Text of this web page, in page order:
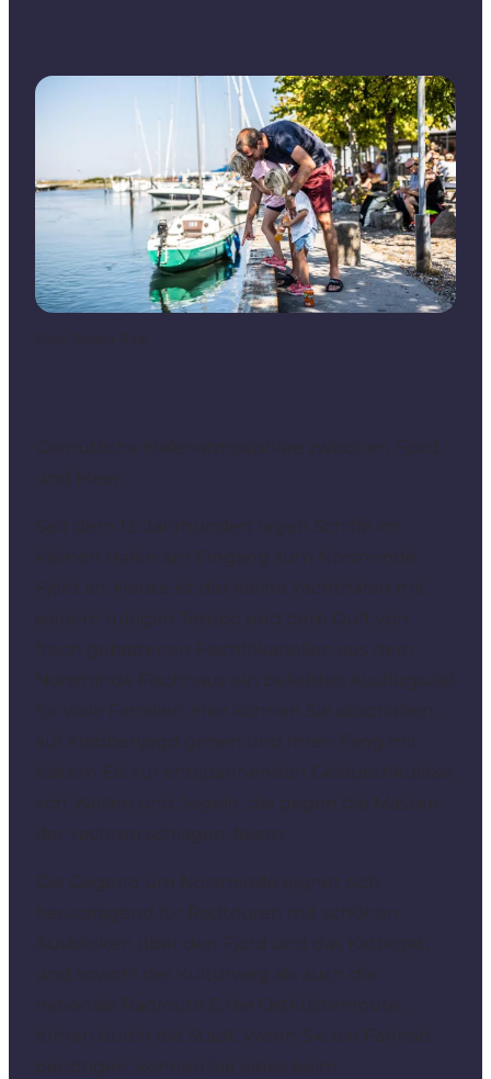
Foto Jesper Rais
Gemütliche Hafenatmosphäre zwischen Fjord
und Meer
Seit dem 13. Jahrhundert legen Schiffe im
kleinen Hafen am Eingang zum Norsminde
Fjord an. Heute ist der kleine Yachthafen mit
seinem ruhigen Tempo und dem Duft von
frisch gebratenen Fischfrikadellen aus dem
Norsminde Fischhaus ein beliebtes Ausflugsziel
für viele Familien. Hier können Sie abschalten,
auf Krabbenjagd gehen und Ihren Fang mit
kaltem Eis zur entspannenden Geräuschkulisse
von Wellen und Segeln, die gegen die Masten
der Yachten schlagen, feiern.
Die Gegend um Norsminde eignet sich
hervorragend für Radtouren mit schönen
Ausblicken über den Fjord und das Kattegat,
und sowohl der Kulturweg als auch die
nationale Radroute 5, die Ostküstenroute,
führen durch die Stadt. Wenn Sie ein Fahrrad
benötigen, können Sie eines beim